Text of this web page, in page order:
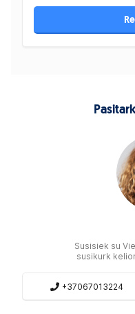
Susisiek su
susikurk
+37067013224